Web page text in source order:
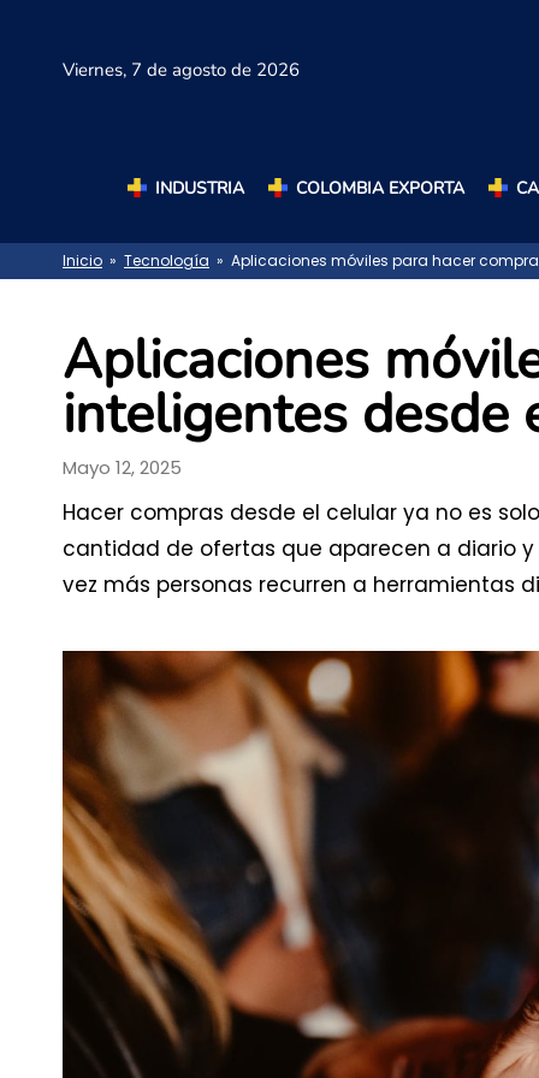
Viernes, 7 de agosto de 2026
INDUSTRIA COLOMBIA EXPORTA
Inicio » Tecnología » Aplicaciones móviles para hacer
Aplicaciones
inteligentes desde
Mayo 12, 2025
Hacer compras desde el celular ya no es
cantidad de ofertas que aparecen a diario
vez más personas recurren a herramientas